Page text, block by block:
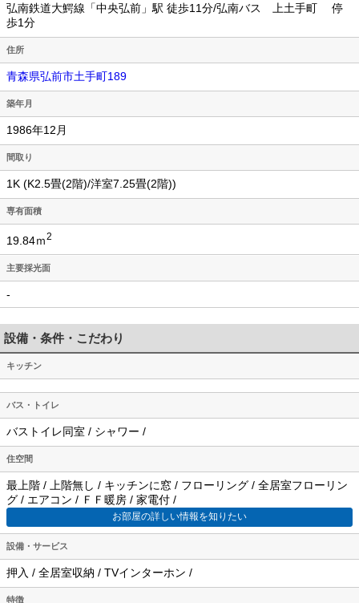
弘南鉄道大鰐線「中央弘前」駅 徒歩11分/弘南バス 上土手町 停
歩1分
住所
青森県弘前市土手町189
築年月
1986年12月
間取り
1K (K2.5畳(2階)/洋室7.25畳(2階))
専有面積
19.84ｍ2
主要採光面
-
設備・条件・こだわり
キッチン
バス・トイレ
バストイレ同室 / シャワー /
住空間
最上階 / 上階無し / キッチンに窓 / フローリング / 全居室フローリン
グ / エアコン / ＦＦ暖房 / 家電付 /
お部屋の詳しい情報を知りたい
設備・サービス
押入 / 全居室収納 / TVインターホン /
特徴